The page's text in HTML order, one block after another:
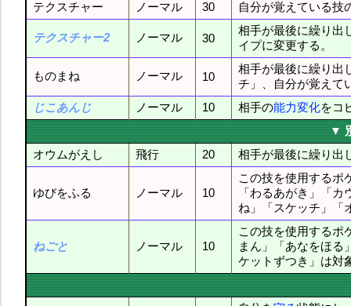
テクスチャー
ノーマル 30 自分が覚えている技
テクスチャー2 ノーマル 30
相手が最後に繰り出
イプに変更する。
ものまね ノーマル 10
相手が最後に繰り出
チ」、自分が覚えて
じこあんじ
ノーマル 10 相手の能力変化をコ
▼
オウムがえし
飛行 20 相手が最後に繰り出
ゆびをふる ノーマル 10
この技を使用するポ
「わるあがき」「
ね」「スケッチ」「
ねごと ノーマル 10
この技を使用するポ
まん」「あなをほる
ケットずつき」は対